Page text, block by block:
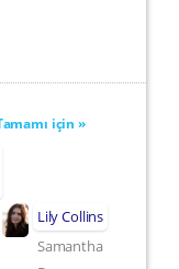
için »
Lily Collins
Samantha